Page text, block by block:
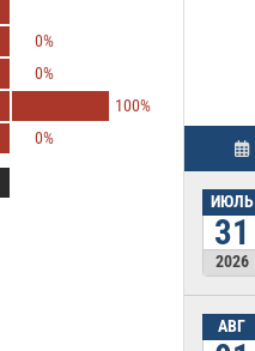
0%
0%
100%
0%
ИЮЛЬ
31
2026
АВГ